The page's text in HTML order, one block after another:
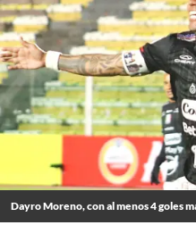
Dayro Moreno, con al menos 4 goles